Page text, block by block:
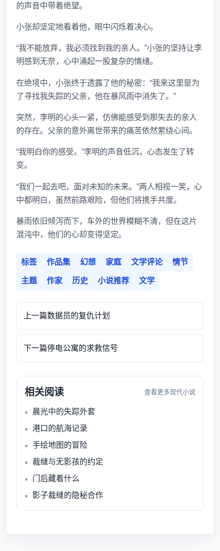
的声音中带着绝望。
小张却坚定地看着他，眼中闪烁着决心。
“我不能放弃，我必须找到我的亲人。”小张的坚持让李
明感到无奈，心中涌起一股复杂的情绪。
在绝境中，小张终于透露了他的秘密：“我来这里是为
了寻找我失踪的父亲，他在暴风雨中消失了。”
突然，李明的心头一紧，仿佛能感受到那失去的亲人
的存在。父亲的意外离世带来的痛苦依然萦绕心间。
“我明白你的感受。”李明的声音低沉，心态发生了转
变。
“我们一起去吧，面对未知的未来。”两人相视一笑，心
中都明白，虽然前路艰险，但他们将携手共度。
暴雨依旧倾泻而下，车外的世界模糊不清，但在这片
混沌中，他们的心却变得坚定。
标签 作品集 幻想 家庭 文学评论 情节
主题 作家 历史 小说推荐 文学
上一篇数据员的复仇计划
下一篇停电公寓的求救信号
相关阅读 查看更多现代小说
晨光中的失踪外套
港口的航海记录
手绘地图的冒险
裁缝与无影孩的约定
门后藏着什么
影子裁缝的隐秘合作